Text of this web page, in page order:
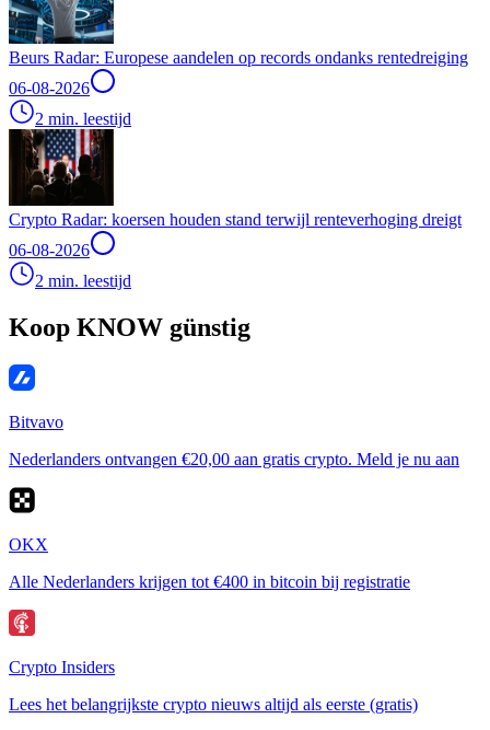
Beurs Radar: Europese aandelen op records ondanks rentedreiging
06-08-2026
2 min. leestijd
Crypto Radar: koersen houden stand terwijl renteverhoging dreigt
06-08-2026
2 min. leestijd
Koop KNOW günstig
Bitvavo
Nederlanders ontvangen €20,00 aan gratis crypto. Meld je nu aan
OKX
Alle Nederlanders krijgen tot €400 in bitcoin bij registratie
Crypto Insiders
Lees het belangrijkste crypto nieuws altijd als eerste (gratis)